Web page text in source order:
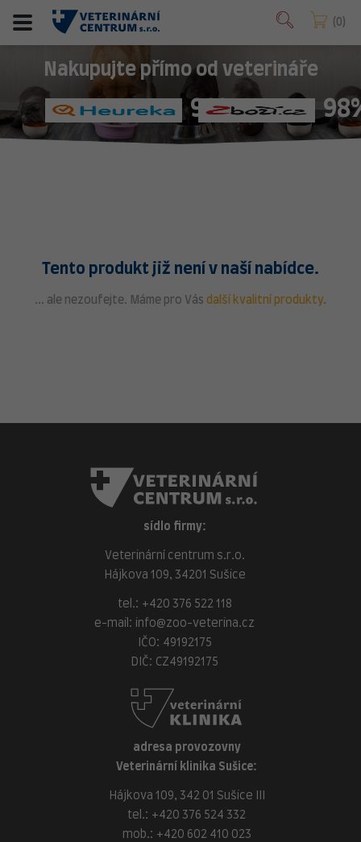
0
Nakupujte přímo od veterináře
98%
Tento produkt již není v naší nabídce.
... ale nezoufejte. Máme pro Vás další kvalitní produkty.
sídlo firmy:
Veterinární centrum s.r.o.
Hájkova 109, 34201 Sušice
tel.: +420 376 522 118
e-mail:
info@zoo-veterina.cz
IČO: 49192175
DIČ: CZ49192175
adresa provozovny
Veterinární klinika Sušice:
Hájkova 109, 342 01 Sušice III
tel.: +420 376 524 332
mob.: +420 602 410 023